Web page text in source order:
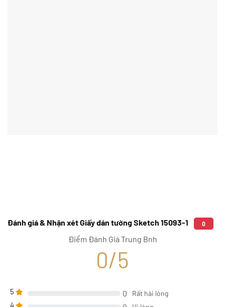
Đánh giá & Nhận xét Giấy dán tường Sketch 15093-1 0
Điểm Đánh Giá Trung Bnh
0/5
5 0 Rất hài lòng